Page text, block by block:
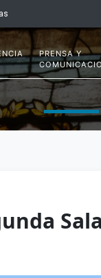
PRENSA Y